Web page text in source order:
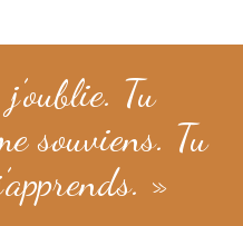
Tu
souviens. Tu
»